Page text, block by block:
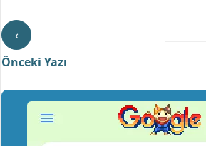
‹
Önceki Yazı